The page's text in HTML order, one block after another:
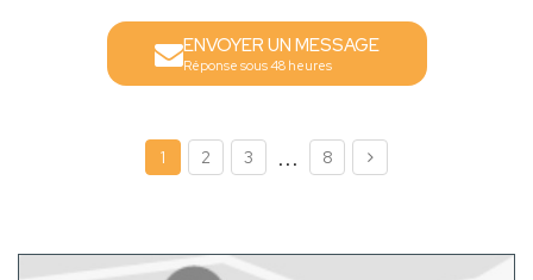
ENVOYER UN MESSAGE
Réponse sous 48 heures
1 2 3 ... 8